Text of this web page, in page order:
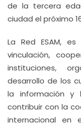
de la tercera
ciudad el próximo
La Red ESAM,
vinculación,
instituciones,
desarrollo de los
la información y
contribuir con la
internacional